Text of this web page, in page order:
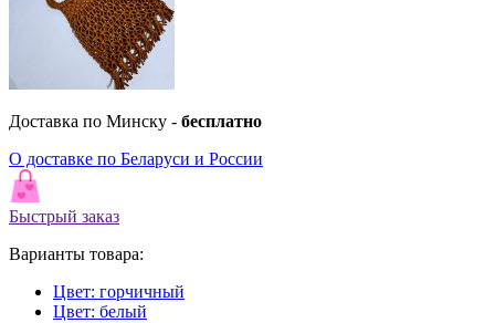
Доставка по Минску - бесплатно
О доставке по Беларуси и России
Быстрый заказ
Варианты товара:
Цвет: горчичный
Цвет: белый